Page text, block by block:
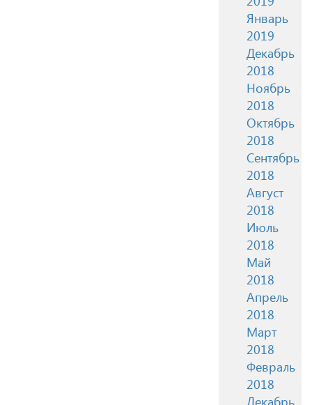
Январь
2019
Декабрь
2018
Ноябрь
2018
Октябрь
2018
Сентябрь
2018
Август
2018
Июль
2018
Май
2018
Апрель
2018
Март
2018
Февраль
2018
Декабрь